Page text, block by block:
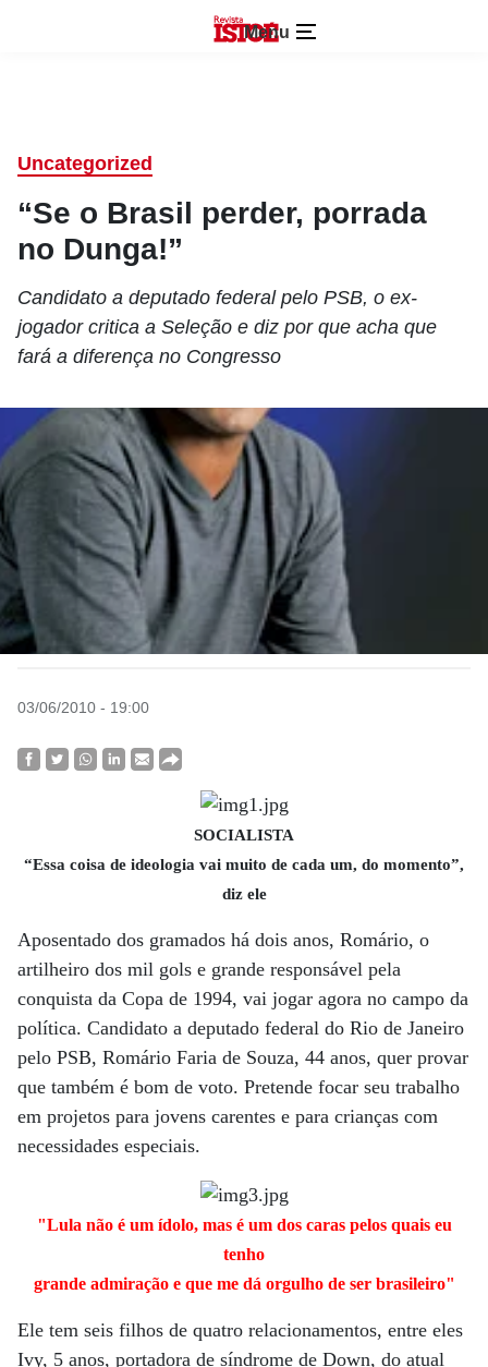
Menu
Uncategorized
“Se o Brasil perder, porrada
no Dunga!”
Candidato a deputado federal pelo PSB, o ex-
jogador critica a Seleção e diz por que acha que
fará a diferença no Congresso
03/06/2010 - 19:00
SOCIALISTA
“Essa coisa de ideologia vai muito de cada um, do momento”,
diz ele
Aposentado dos gramados há dois anos, Romário, o
artilheiro dos mil gols e grande responsável pela
conquista da Copa de 1994, vai jogar agora no campo da
política. Candidato a deputado federal do Rio de Janeiro
pelo PSB, Romário Faria de Souza, 44 anos, quer provar
que também é bom de voto. Pretende focar seu trabalho
em projetos para jovens carentes e para crianças com
necessidades especiais.
"Lula não é um ídolo, mas é um dos caras pelos quais eu
tenho
grande admiração e que me dá orgulho de ser brasileiro"
Ele tem seis filhos de quatro relacionamentos, entre eles
Ivy, 5 anos, portadora de síndrome de Down, do atual